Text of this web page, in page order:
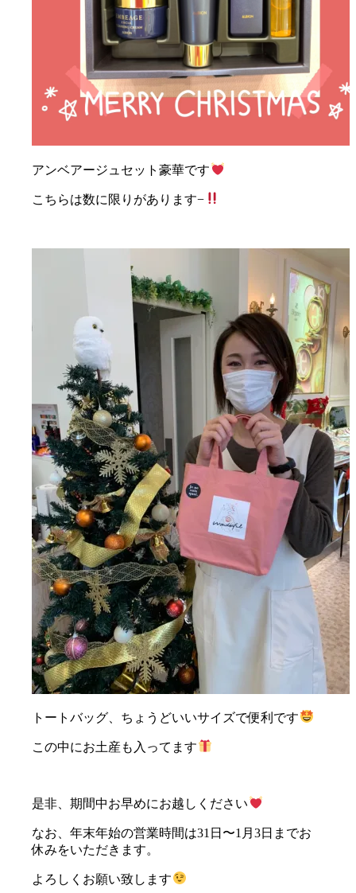
アンベアージュセット豪華です
こちらは数に限りがあります−
トートバッグ、ちょうどいいサイズで便利です
この中にお土産も入ってます
是非、期間中お早めにお越しください
なお、年末年始の営業時間は31日〜1月3日までお
休みをいただきます。
よろしくお願い致します